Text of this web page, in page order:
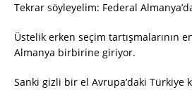
Tekrar söyleyelim: Federal
Üstelik erken seçim tartışmalarının
Almanya birbirine giriyor.
Sanki gizli bir el Avrupa’daki Türkiye